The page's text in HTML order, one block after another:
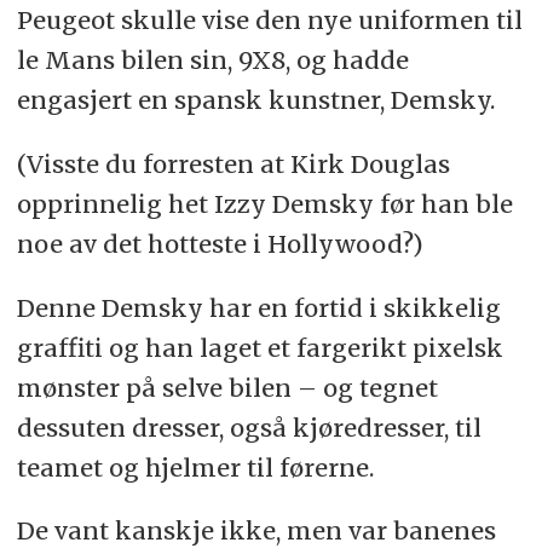
Peugeot skulle vise den nye uniformen til
le Mans bilen sin, 9X8, og hadde
engasjert en spansk kunstner, Demsky.
(Visste du forresten at Kirk Douglas
opprinnelig het Izzy Demsky før han ble
noe av det hotteste i Hollywood?)
Denne Demsky har en fortid i skikkelig
graffiti og han laget et fargerikt pixelsk
mønster på selve bilen – og tegnet
dessuten dresser, også kjøredresser, til
teamet og hjelmer til førerne.
De vant kanskje ikke, men var banenes